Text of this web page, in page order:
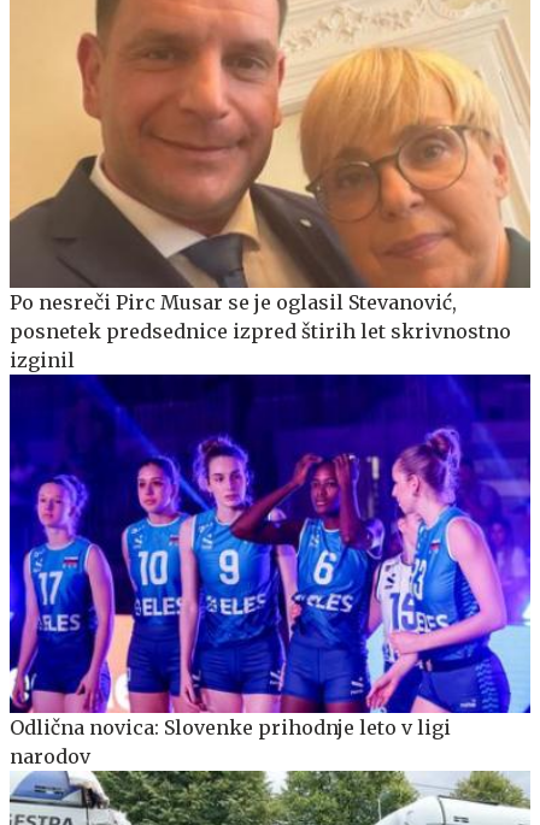
Po nesreči Pirc Musar se je oglasil Stevanović,
posnetek predsednice izpred štirih let skrivnostno
izginil
Odlična novica: Slovenke prihodnje leto v ligi
narodov